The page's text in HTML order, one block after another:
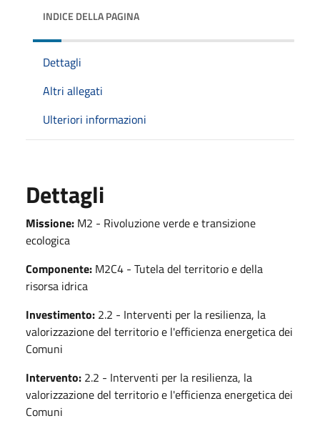
INDICE DELLA PAGINA
Dettagli
Altri allegati
Ulteriori informazioni
Dettagli
Missione: M2 - Rivoluzione verde e transizione
ecologica
Componente: M2C4 - Tutela del territorio e della
risorsa idrica
Investimento: 2.2 - Interventi per la resilienza, la
valorizzazione del territorio e l'efficienza energetica dei
Comuni
Intervento: 2.2 - Interventi per la resilienza, la
valorizzazione del territorio e l'efficienza energetica dei
Comuni